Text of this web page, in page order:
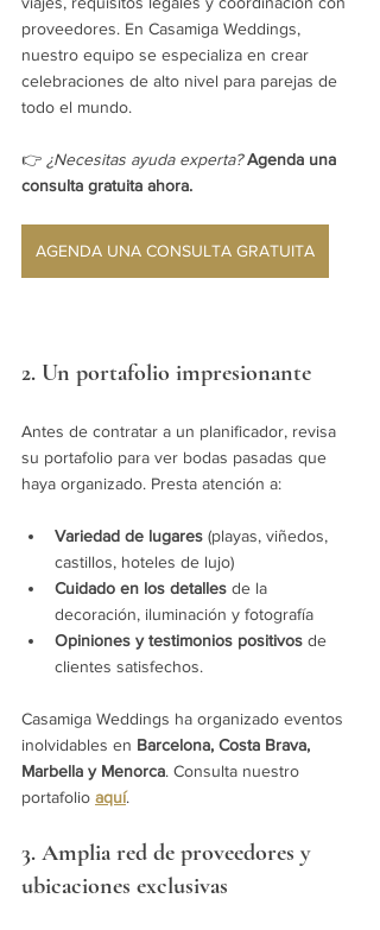
proveedores. En Casamiga Weddings,
nuestro equipo se especializa en crear
celebraciones de alto nivel para parejas de
todo el mundo.
👉 ¿Necesitas ayuda experta? Agenda una
consulta gratuita ahora.
AGENDA UNA CONSULTA GRATUITA
2. Un portafolio impresionante
Antes de contratar a un planificador, revisa
su portafolio para ver bodas pasadas que
haya organizado. Presta atención a:
Variedad de lugares (playas, viñedos,
castillos, hoteles de lujo)
Cuidado en los detalles de la
decoración, iluminación y fotografía
Opiniones y testimonios positivos de
clientes satisfechos.
Casamiga Weddings ha organizado eventos
inolvidables en Barcelona, Costa Brava,
Marbella y Menorca. Consulta nuestro
portafolio aquí.
3. Amplia red de proveedores y
ubicaciones exclusivas